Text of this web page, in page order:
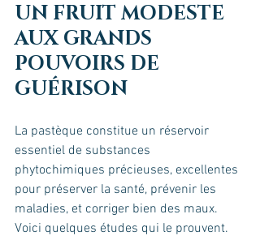
UN FRUIT MODESTE
AUX GRANDS
POUVOIRS DE
GUÉRISON
La pastèque constitue un réservoir
essentiel de substances
phytochimiques précieuses, excellentes
pour préserver la santé, prévenir les
maladies, et corriger bien des maux.
Voici quelques études qui le prouvent.